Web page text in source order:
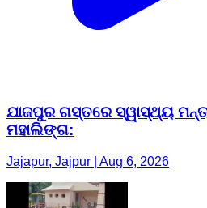
ଯାଜପୁର ଗସ୍ତରେ ସ୍ୱାସ୍ଥ୍ୟ
ମହାଲିଙ୍ଗ:
Jajapur, Jajpur | Aug 6, 2026